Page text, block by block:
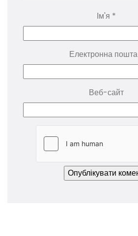
Ім'я *
Електронна пошта
Веб-сайт